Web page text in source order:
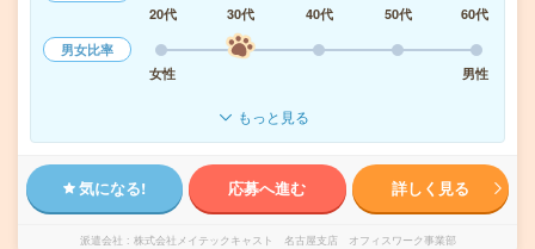
20代
30代 40代 50代
60代
男女比率
女性
男性
もっと見る
気になる! 応募へ進む 詳しく見る
派遣会社 株式会社メイテックキャスト 名古屋支店 オフィスワーク事業部